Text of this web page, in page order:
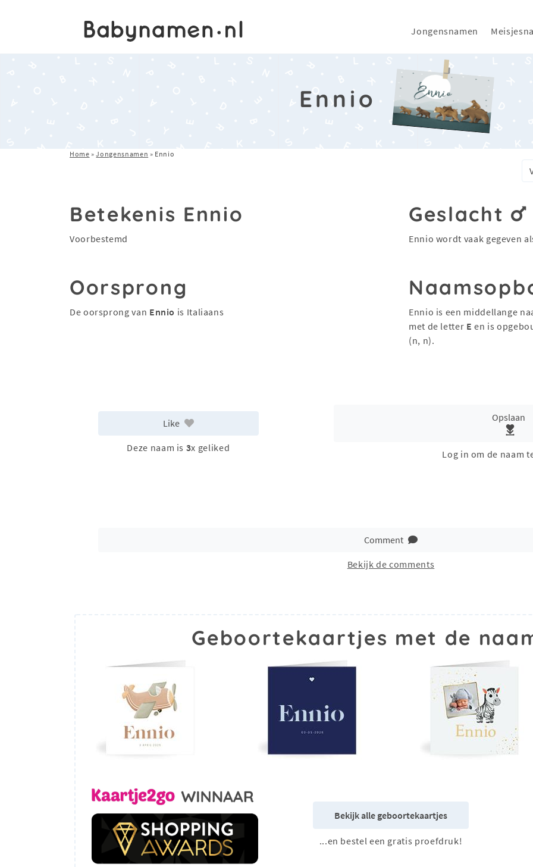
Jongensnamen
Ennio
Home »Jongensnamen » Ennio
Betekenis Ennio
Voorbestemd
Geslacht
Ennio wordt vaak gegeven
Oorsprong
De oorsprong van Ennio is Italiaans
Ennio is een middellange
met de letter E en is
(n, n).
Like
Deze naam is 3x geliked
Opslaan
Log in om de naam
Comment
Bekijk de comments
Geboortekaartjes met de
Bekijk alle geboortekaartjes
...en bestel een gratis proefdruk!